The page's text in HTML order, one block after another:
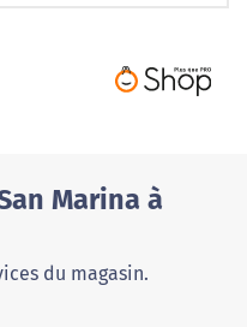
Marina à
du magasin.